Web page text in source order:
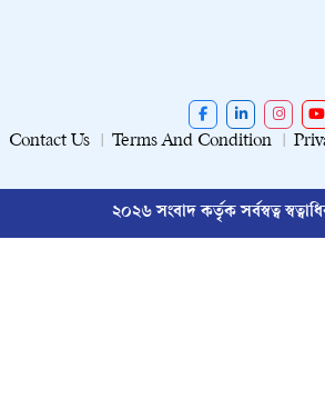
Contact Us Terms And Condition
২০২৬ সংবাদ কর্তৃক সর্বস্বত্ব